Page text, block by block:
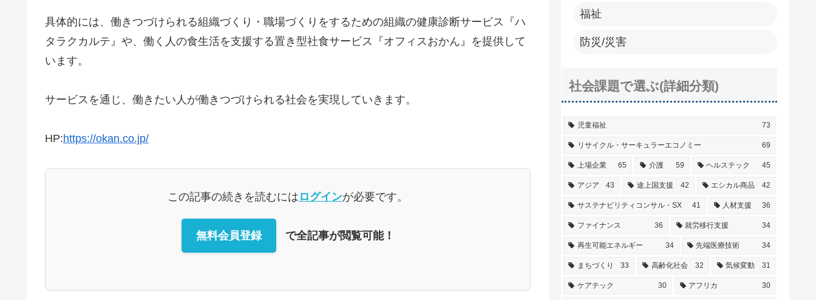
具体的には、働きつづけられる組織づくり・職場づくりをするための組織の健康診断サービス『ハ
タラクカルテ』や、働く人の食生活を支援する置き型社食サービス『オフィスおかん』を提供して
います。
サービスを通じ、働きたい人が働きつづけられる社会を実現していきます。
HP:https://okan.co.jp/
この記事の続きを読むには ログインが必要です。
無料会員登録 で全記事が閲覧可能！
福祉
防災/災害
社会課題で選ぶ(詳細分類)
児童福祉 73
リサイクル・サーキュラーエコノミー 69
上場企業 65 介護 59 ヘルステック 45
アジア 43 途上国支援 42 エシカル商品 42
サステナビリティコンサル・SX 41 人材支援 36
ファイナンス 36 就労移行支援 34
再生可能エネルギー 34 先端医療技術 34
まちづくり 33 高齢化社会 32 気候変動 31
ケアテック 30 アフリカ 30